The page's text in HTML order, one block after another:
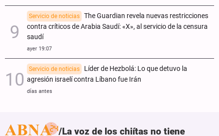
Servicio de noticias
The Guardian revela nuevas restricciones
contra críticos de Arabia Saudí: «X», al servicio de la censura
saudí
ayer 19:07
Servicio de noticias
Líder de Hezbolá: Lo que detuvo la
agresión israelí contra Líbano fue Irán
días antes
La voz de los chiítas no tiene